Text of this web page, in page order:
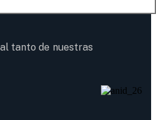
tanto de nuestras